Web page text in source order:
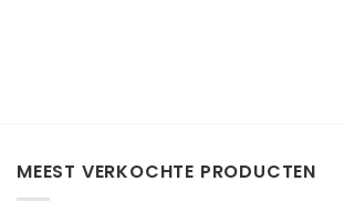
MEEST VERKOCHTE PRODUCTEN